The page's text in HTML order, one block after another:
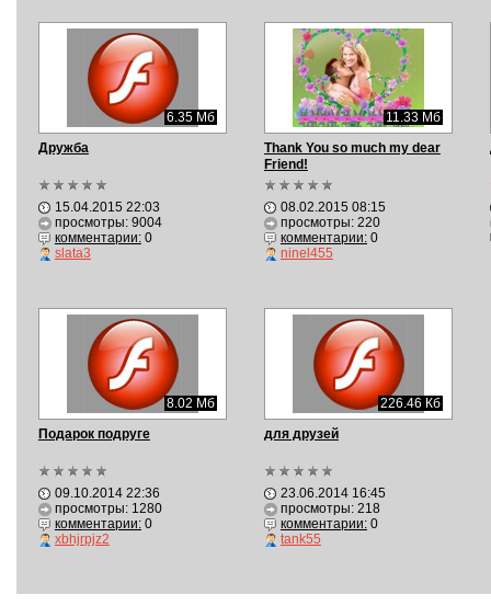
6.35 Мб
Дружба
15.04.2015 22:03
просмотры: 9004
комментарии:0
slata3
11.33 Мб
Thank You so much my dear
Friend!
08.02.2015 08:15
просмотры: 220
комментарии:0
ninel455
8.02 Мб
Подарок подруге
09.10.2014 22:36
просмотры: 1280
комментарии:0
xbhjrpjz2
226.46 Кб
для друзей
23.06.2014 16:45
просмотры: 218
комментарии:0
tank55